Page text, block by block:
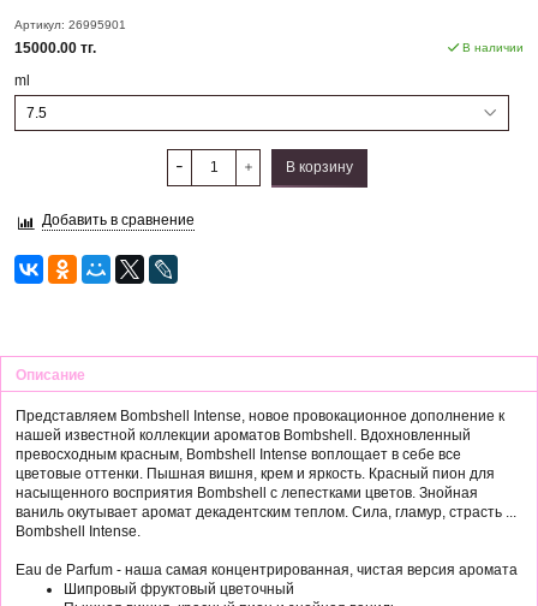
Артикул: 26995901
15000.00 тг. В наличии
ml
В корзину
Добавить в сравнение
Описание
Представляем Bombshell Intense, новое провокационное дополнение к
нашей известной коллекции ароматов Bombshell. Вдохновленный
превосходным красным, Bombshell Intense воплощает в себе все
цветовые оттенки. Пышная вишня, крем и яркость. Красный пион для
насыщенного восприятия Bombshell с лепестками цветов. Знойная
ваниль окутывает аромат декадентским теплом. Сила, гламур, страсть ...
Bombshell Intense.
Eau de Parfum - наша самая концентрированная, чистая версия аромата
Шипровый фруктовый цветочный